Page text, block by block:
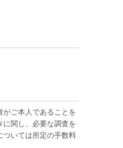
がご本人であることを
に関し、必要な調査を
ついては所定の手数料